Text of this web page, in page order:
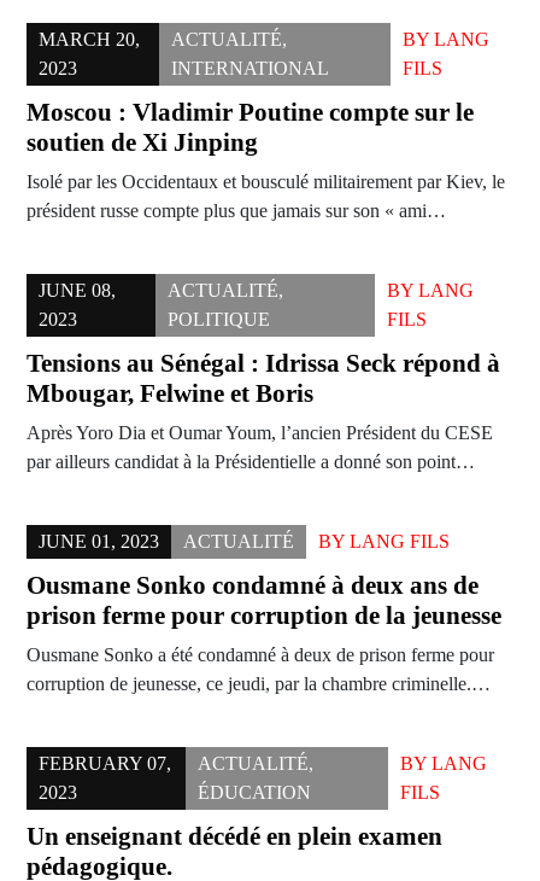
MARCH 20,
2023
ACTUALITÉ,
INTERNATIONAL
BYLANG
FILS
Moscou : Vladimir Poutine compte sur le
soutien de Xi Jinping
Isolé par les Occidentaux et bousculé militairement par Kiev, le
président russe compte plus que jamais sur son « ami…
JUNE 08,
2023
ACTUALITÉ,
POLITIQUE
BY LANG
FILS
Tensions au Sénégal : Idrissa Seck répond à
Mbougar, Felwine et Boris
Après Yoro Dia et Oumar Youm, l’ancien Président du CESE
par ailleurs candidat à la Présidentielle a donné son point…
JUNE 01, 2023 ACTUALITÉ BY LANG FILS
Ousmane Sonko condamné à deux ans de
prison ferme pour corruption de la jeunesse
Ousmane Sonko a été condamné à deux de prison ferme pour
corruption de jeunesse, ce jeudi, par la chambre criminelle.…
FEBRUARY 07,
2023
ACTUALITÉ,
ÉDUCATION
BYLANG
FILS
Un enseignant décédé en plein examen
pédagogique.